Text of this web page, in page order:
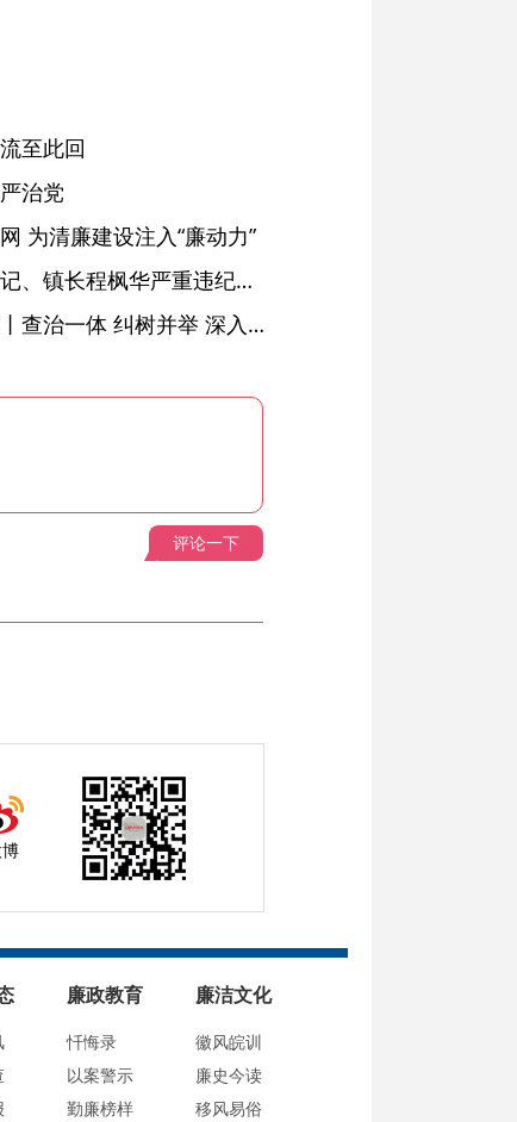
至此回
治党
为清廉建设注入“廉动力”
绩溪县长安镇原党委副书记、镇长程枫华严重违纪违法被开除党籍和公职
落实五次全会精神见行动丨查治一体 纠树并举 深入推进风腐同查同治
评论一下
廉政教育
忏悔录
以案警示
勤廉榜样
廉洁文化
徽风皖训
廉史今读
移风易俗